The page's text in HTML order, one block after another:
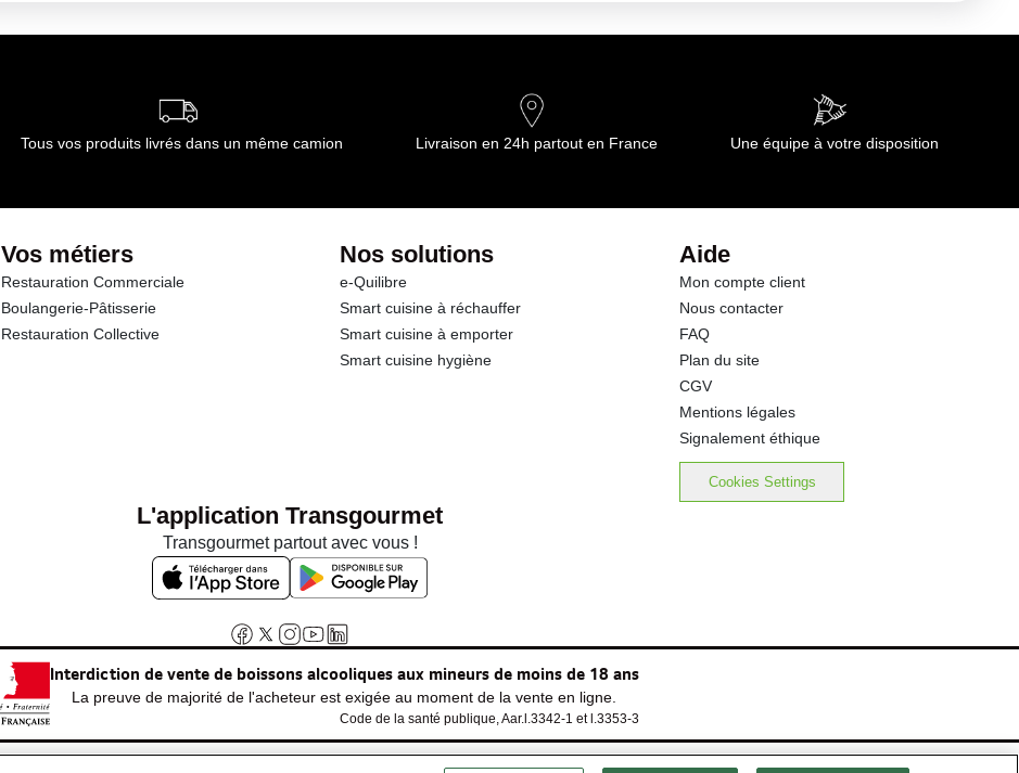
Tous vos produits livrés dans un même camion Livraison en 24h partout en France Une équipe à votre disposition
Vos métiers
Restauration Commerciale
Boulangerie-Pâtisserie
Restauration Collective
Nos solutions
e-Quilibre
Smart cuisine à réchauffer
Smart cuisine à emporter
Smart cuisine hygiène
Aide
Mon compte client
Nous contacter
FAQ
Plan du site
CGV
Mentions légales
Signalement éthique
Cookies Settings
L'application Transgourmet
Transgourmet partout avec vous !
Interdiction de vente de boissons alcooliques aux mineurs de moins de 18 ans
La preuve de majorité de l'acheteur est exigée au moment de la vente en ligne.
Code de la santé publique, Aar.l.3342-1 et l.3353-3